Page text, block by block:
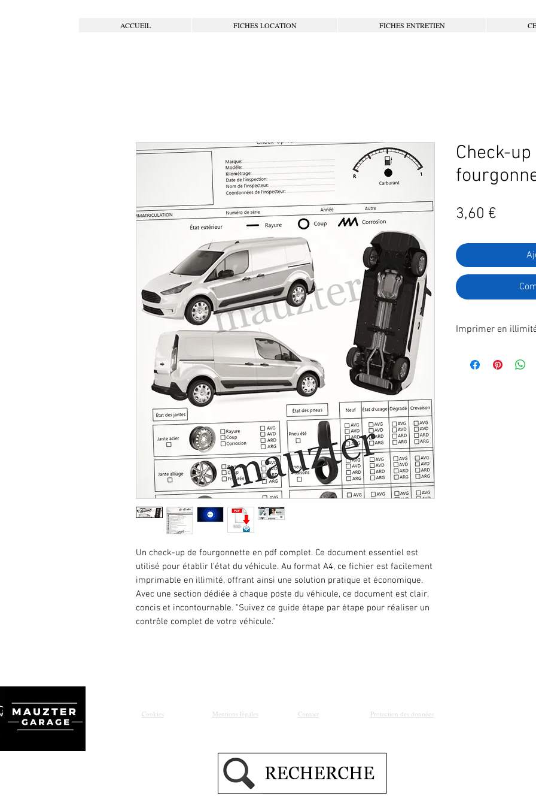
ACCUEIL FICHES LOCATION FICHES ENTRETIEN
Un check-up de fourgonnette en pdf complet. Ce document essentiel est
utilisé pour établir l'état du véhicule. Au format A4, ce fichier est facilement
imprimable en illimité, offrant ainsi une solution pratique et économique.
Avec une section dédiée à chaque poste du véhicule, ce document est clair,
concis et incontournable. "Suivez ce guide étape par étape pour réaliser un
contrôle complet de votre véhicule."
Check-
3,60 €
Imprimer en
poste.
Cookies Mentions légales Contact Protection des données